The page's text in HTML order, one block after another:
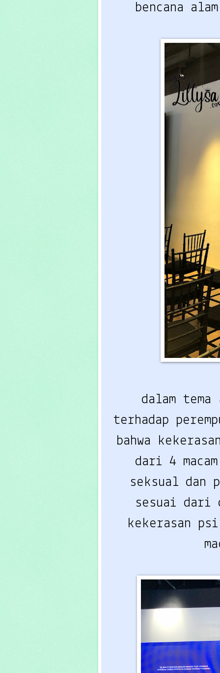
bencana
dalam tema
terhadap
bahwa
dari 4
seksual dan
sesuai dari
kekerasan